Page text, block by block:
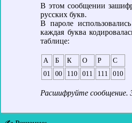
В этом сообщении
русских букв.
В пароле
каждая буква
таблице:
А Б К О Р
С
01
00 110 011 111 010
Расшифруйте сообщение.